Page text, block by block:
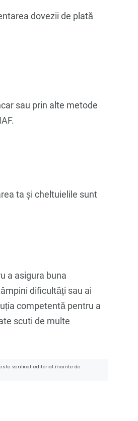
dovezii de plată
sau prin alte metode
ta și cheltuielile sunt
a asigura buna
dificultăți sau ai
competentă pentru a
scuti de multe
verificat editorial înainte de